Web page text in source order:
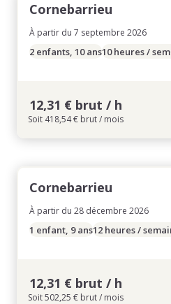
Cornebarrieu
À partir du 7 septembre 2026
2 enfants, 10 ans10 heures /
12,31 € brut / h
Soit 418,54 € brut / mois
Cornebarrieu
À partir du 28 décembre 2026
1 enfant, 9 ans12 heures /
12,31 € brut / h
Soit 502,25 € brut / mois